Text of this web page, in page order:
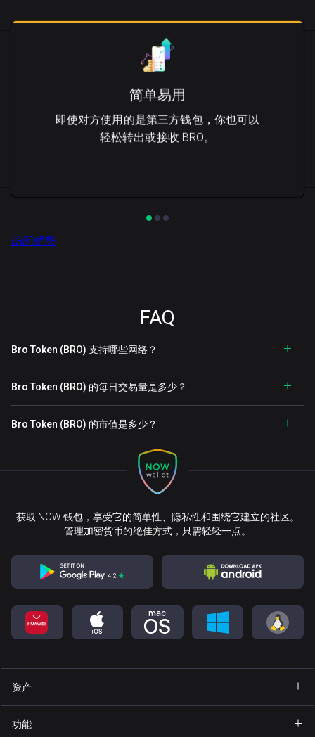
简单易用
即使对方使用的是第三方钱包，你也可以
轻松转出或接收 BRO。
访问优势
FAQ
Bro Token (BRO) 支持哪些网络？
Bro Token (BRO) 的每日交易量是多少？
Bro Token (BRO) 的市值是多少？
获取 NOW 钱包，享受它的简单性、隐私性和围绕它建立的社区。
管理加密货币的绝佳方式，只需轻轻一点。
资产
功能